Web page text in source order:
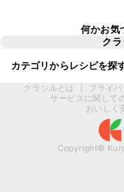
何かお気
ク
カテゴリからレシピを探
クラシルとは プライ
サービスに関して
おいしく
Copyright©